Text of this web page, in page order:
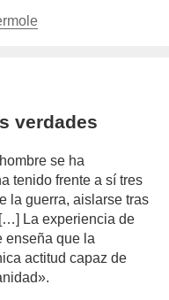
author/
verdades
se ha
tenido frente a sí tres
la guerra, aislarse tras
La experiencia de
enseña que la
actitud capaz de